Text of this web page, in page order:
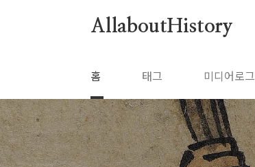
AllaboutHistory
홈 태그 미디어로그